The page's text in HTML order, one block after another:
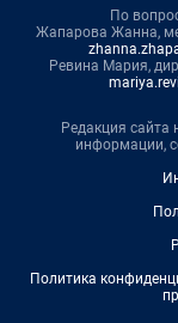
По
Жапарова Жанна,
Ревина Мария,
Редакция сайта
информации,
Политика